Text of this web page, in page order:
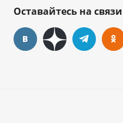
Оставайтесь на связи